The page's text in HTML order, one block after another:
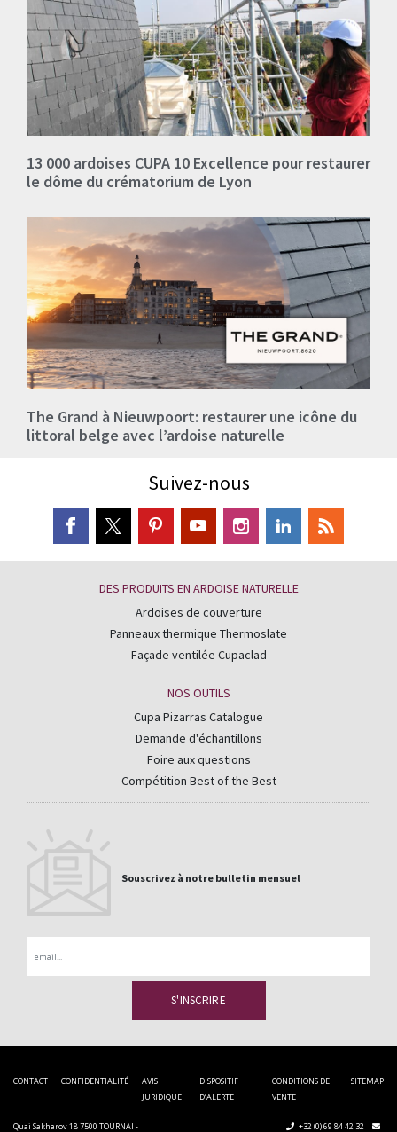
13 000 ardoises CUPA 10 Excellence pour restaurer
le dôme du crématorium de Lyon
The Grand à Nieuwpoort: restaurer une icône du
littoral belge avec l’ardoise naturelle
Suivez-nous
DES PRODUITS EN ARDOISE NATURELLE
Ardoises de couverture
Panneaux thermique Thermoslate
Façade ventilée Cupaclad
NOS OUTILS
Cupa Pizarras Catalogue
Demande d'échantillons
Foire aux questions
Compétition Best of the Best
Souscrivez à notre bulletin mensuel
CONTACT CONFIDENTIALITÉ
AVIS
JURIDIQUE
DISPOSITIF
D’ALERTE
CONDITIONS DE
VENTE
SITEMAP
Quai Sakharov 18 7500 TOURNAI -
+32 (0) 69 84 42 32